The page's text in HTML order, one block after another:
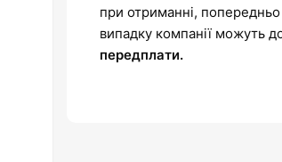
при отриманні,
випадку компанії можуть
передплати.